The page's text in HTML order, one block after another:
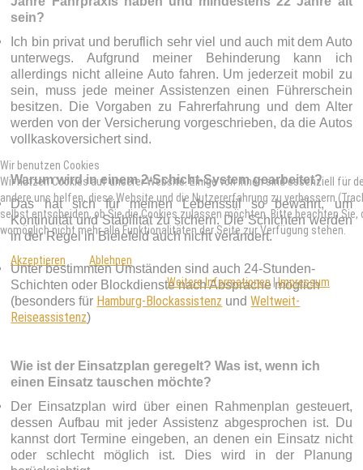
sein?
Ich bin privat und beruflich sehr viel und auch mit dem Auto
unterwegs. Aufgrund meiner Behinderung kann ich
allerdings nicht alleine Auto fahren. Um jederzeit mobil zu
sein, muss jede meiner Assistenzen einen Führerschein
besitzen. Die Vorgaben zu Fahrerfahrung und dem Alter
werden von der Versicherung vorgeschrieben, da die Autos
vollkaskoversichert sind.
Warum wird in einem 2-Schicht-System gearbeitet?
Das hat sich für meinen Lebensstil so bewährt, um
Kontinuität und Stabilität zu sichern. Die Schichten werden
in der Regel in Bielefeld auch nicht verändert.
Unter bestimmten Umständen sind auch 24-Stunden-
Schichten oder Blockdienste nach Absprache möglich
(besonders für Hamburg-Blockassistenz undWeltweit-
Reiseassistenz)
Wie ist der Einsatzplan geregelt? Was ist, wenn ich
einen Einsatz tauschen möchte?
Der Einsatzplan wird über einen Rahmenplan gesteuert,
dessen Aufbau mit jeder Assistenz abgesprochen ist. Du
kannst dort Termine eingeben, an denen ein Einsatz nicht
oder schlecht möglich ist. Dies wird in der Planung
Wir benutzen Cookies
Wir nutzen Cookies auf unserer Website. Einige von ihnen sind essenziell für
andere uns helfen, diese Website und die Nutzererfahrung zu verbessern
selbst entscheiden, ob Sie die Cookies zulassen möchten. Bitte beachten Sie,
womöglich nicht mehr alle Funktionalitäten der Seite zur Verfügung stehen.
Akzeptieren
Ablehnen
Weitere Informationen |Impressum